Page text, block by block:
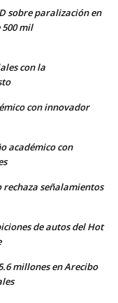
sobre paralización en
mil
con la
con innovador
académico con
rechaza señalamientos
de autos del Hot
millones en Arecibo